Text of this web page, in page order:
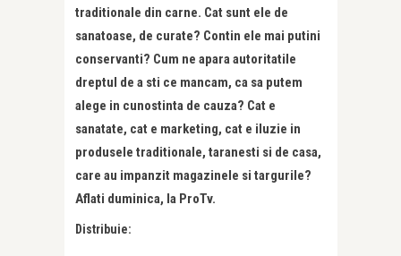
traditionale din carne. Cat sunt ele de
sanatoase, de curate? Contin ele mai putini
conservanti? Cum ne apara autoritatile
dreptul de a sti ce mancam, ca sa putem
alege in cunostinta de cauza? Cat e
sanatate, cat e marketing, cat e iluzie in
produsele traditionale, taranesti si de casa,
care au impanzit magazinele si targurile?
Aflati duminica, la ProTv.
Distribuie: